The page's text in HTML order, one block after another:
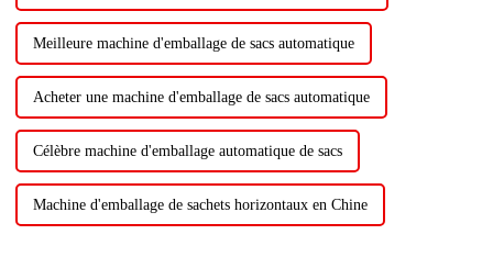
Meilleure machine d'emballage de sacs automatique
Acheter une machine d'emballage de sacs automatique
Célèbre machine d'emballage automatique de sacs
Machine d'emballage de sachets horizontaux en Chine